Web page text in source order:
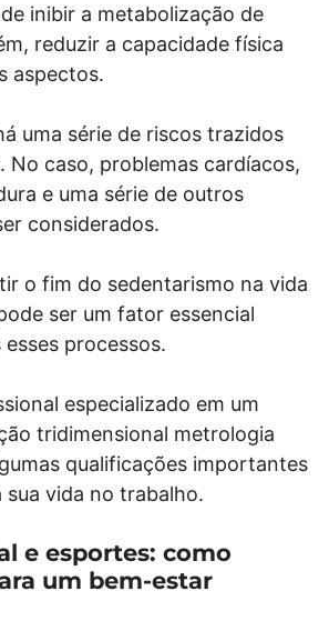
inibir a metabolização de
reduzir a capacidade física
aspectos.
uma série de riscos trazidos
No caso, problemas cardíacos,
e uma série de outros
considerados.
o fim do sedentarismo na vida
ser um fator essencial
processos.
especializado em um
tridimensional metrologia
qualificações importantes
vida no trabalho.
e esportes: como
um bem-estar